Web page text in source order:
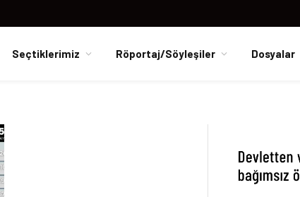
Seçtiklerimiz Röportaj/Söyleşiler Dosyalar